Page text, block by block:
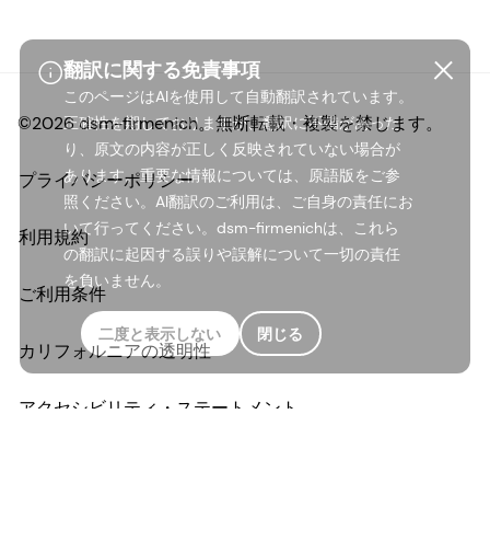
翻訳に関する免責事項
このページはAIを使用して自動翻訳されています。
正確性を期しておりますが、翻訳に不備があった
り、原文の内容が正しく反映されていない場合が
あります。重要な情報については、原語版をご参
照ください。AI翻訳のご利用は、ご自身の責任にお
いて行ってください。dsm-firmenichは、これら
の翻訳に起因する誤りや誤解について一切の責任
を負いません。
二度と表示しない 閉じる
©2026 dsm-firmenich。無断転載・複製を禁じます。
プライバシーポリシー
利用規約
ご利用条件
カリフォルニアの透明性
アクセシビリティ・ステートメント